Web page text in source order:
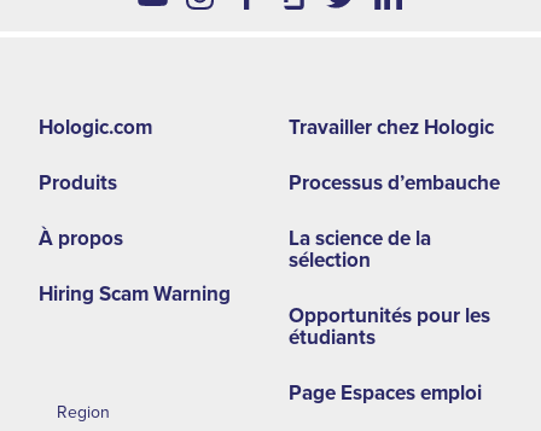
Hologic.com
Produits
À propos
Hiring Scam Warning
Region
second
menu
-
Travailler chez Hologic
Processus d’embauche
La science de la
sélection
Opportunités pour les
étudiants
Page Espaces emploi